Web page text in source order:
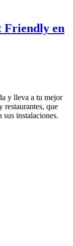
Friendly en
y lleva a tu mejor
restaurantes, que
sus instalaciones.